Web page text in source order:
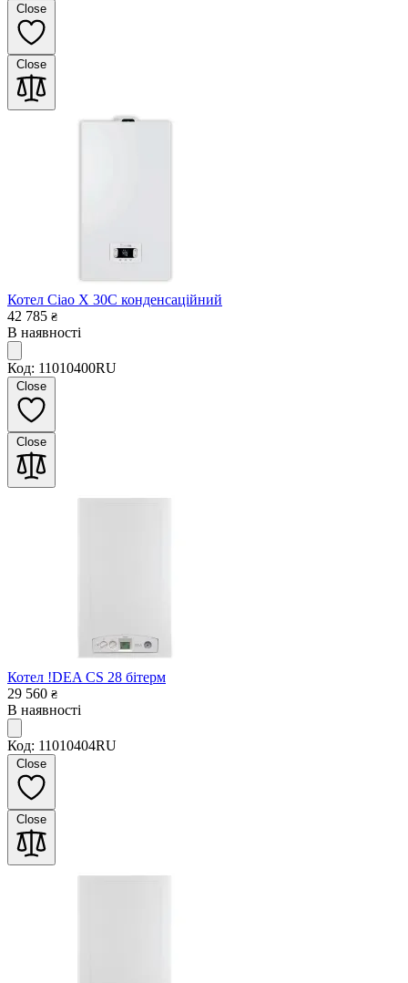
Close
Close
Котел Ciao X 30C конденсаційний
42 785 ₴
В наявності
Код: 11010400RU
Close
Close
Котел !DEA CS 28 бітерм
29 560 ₴
В наявності
Код: 11010404RU
Close
Close